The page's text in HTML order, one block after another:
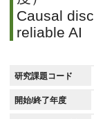
Causal
reliable AI
研究課題コード
開始/終了年度